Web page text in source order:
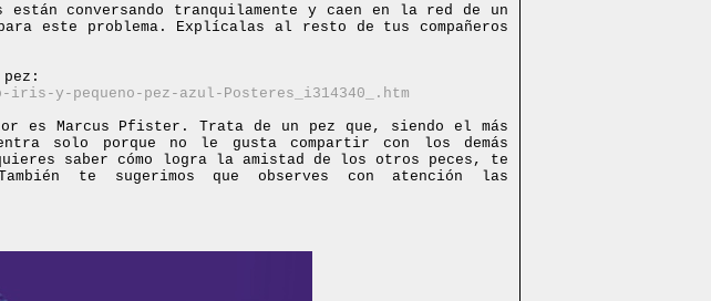
están conversando tranquilamente y caen en la red de un
este problema. Explícalas al resto de tus compañeros
y-pequeno-pez-azul-Posteres_i314340_.htm
es Marcus Pfister. Trata de un pez que, siendo el más
solo porque no le gusta compartir con los demás
saber cómo logra la amistad de los otros peces, te
te sugerimos que observes con atención las